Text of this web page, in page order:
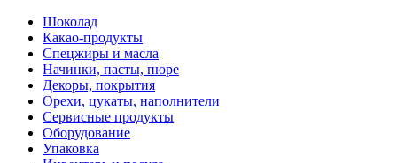
Шоколад
Какао-продукты
Спецжиры и масла
Начинки, пасты, пюре
Декоры, покрытия
Орехи, цукаты, наполнители
Сервисные продукты
Оборудование
Упаковка